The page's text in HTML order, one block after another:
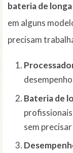
bateria de
em alguns
precisam
Bateria de
sem